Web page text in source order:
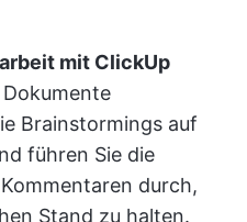
mit ClickUp
Brainstormings auf
führen Sie die
durch,
Stand zu halten.